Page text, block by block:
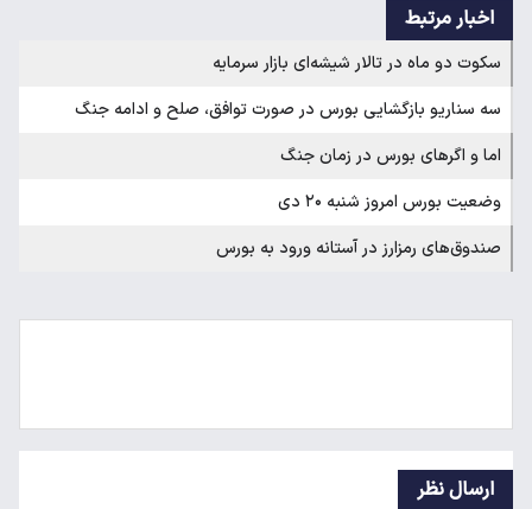
اخبار مرتبط
سکوت دو ماه در تالار شیشه‌ای بازار سرمایه
سه سناریو بازگشایی بورس در صورت توافق، صلح و ادامه جنگ
اما و اگرهای بورس در زمان جنگ
وضعیت بورس امروز شنبه ۲۰ دی
صندوق‌های رمزارز در آستانه ورود به بورس
ارسال نظر